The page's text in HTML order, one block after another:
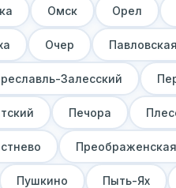
Омск Орел
Очер Павловская
Залесский
Печора
Преображенская
Пушкино Пыть-Ях